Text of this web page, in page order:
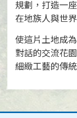
規劃，打造一
在地族人與世
使這片土地成
對話的交流花
細緻工藝的傳